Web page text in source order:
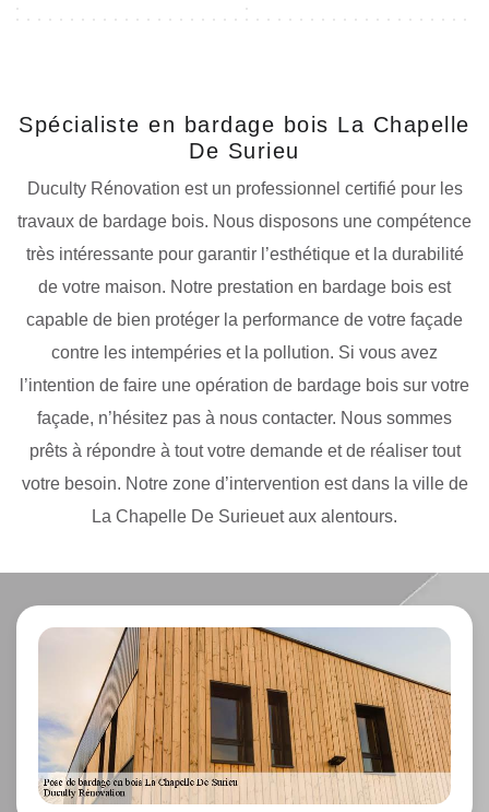
Spécialiste en bardage bois La Chapelle
De Surieu
Duculty Rénovation est un professionnel certifié pour les
travaux de bardage bois. Nous disposons une compétence
très intéressante pour garantir l’esthétique et la durabilité
de votre maison. Notre prestation en bardage bois est
capable de bien protéger la performance de votre façade
contre les intempéries et la pollution. Si vous avez
l’intention de faire une opération de bardage bois sur votre
façade, n’hésitez pas à nous contacter. Nous sommes
prêts à répondre à tout votre demande et de réaliser tout
votre besoin. Notre zone d’intervention est dans la ville de
La Chapelle De Surieuet aux alentours.